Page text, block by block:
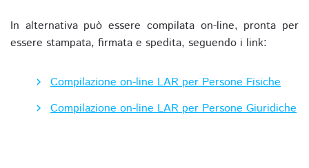
In alternativa può essere compilata on-line, pronta per
essere stampata, firmata e spedita, seguendo i link:
Compilazione on-line LAR per Persone Fisiche
Compilazione on-line LAR per Persone Giuridiche